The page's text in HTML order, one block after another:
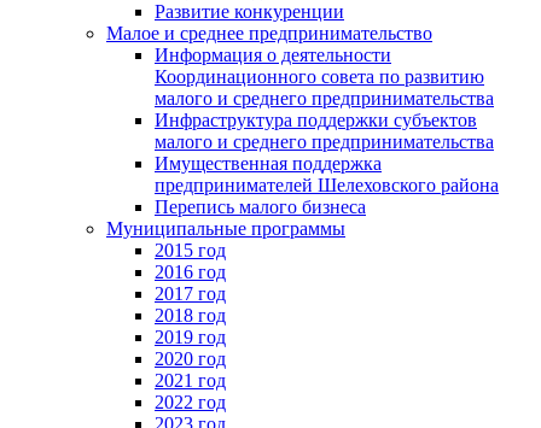
Развитие конкуренции
Малое и среднее предпринимательство
Информация о деятельности
Координационного совета по развитию
малого и среднего предпринимательства
Инфраструктура поддержки субъектов
малого и среднего предпринимательства
Имущественная поддержка
предпринимателей Шелеховского района
Перепись малого бизнеса
Муниципальные программы
2015 год
2016 год
2017 год
2018 год
2019 год
2020 год
2021 год
2022 год
2023 год